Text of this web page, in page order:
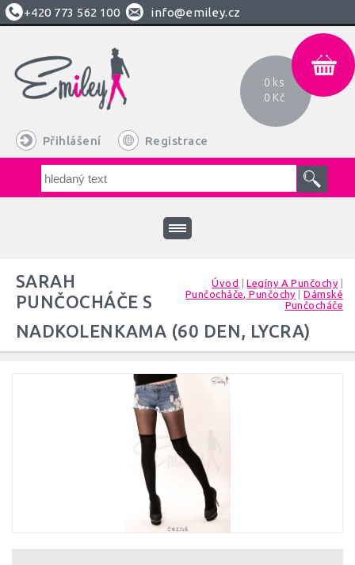
+420 773 562 100 info@emiley.cz
Přihlášení Registrace
0 ks
0 Kč
Úvod |Legíny A Punčochy
Punčocháče, Punčochy |Dámské
Punčocháče
SARAH
PUNČOCHÁČE S
NADKOLENKAMA (60 DEN, LYCRA)